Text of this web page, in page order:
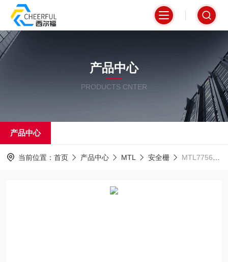
产品中心
PRODUCTS CNTER
产品中心
当前位置： 首页 产品中心 MTL 安全栅 MTL7756AC现货供应MTL安全栅一级代理商